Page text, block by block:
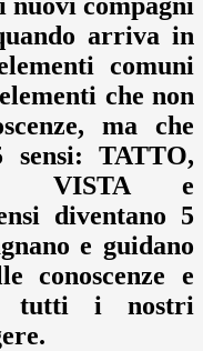
arriva in
comuni
che non
ma che
sensi: TATTO,
VISTA e
diventano 5
e guidano
conoscenze e
tutti i nostri